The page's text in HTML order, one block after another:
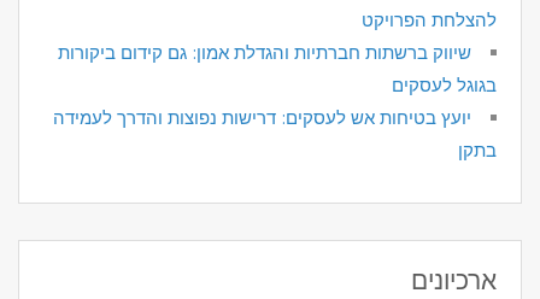
להצלחת הפרויקט
שיווק ברשתות חברתיות והגדלת אמון: גם קידום ביקורות
בגוגל לעסקים
יועץ בטיחות אש לעסקים: דרישות נפוצות והדרך לעמידה
בתקן
ארכיונים